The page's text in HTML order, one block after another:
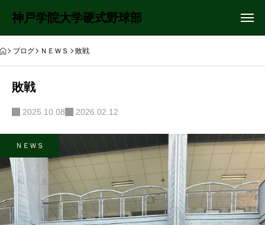
神戸学院大学硬式野球部
ブログ ＮＥＷＳ 敗戦
敗戦
2025.10.08 2026.02.12
ＮＥＷＳ